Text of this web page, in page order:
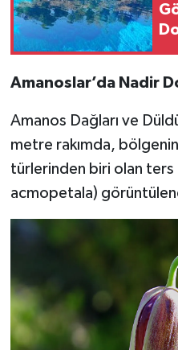
Amanoslar’da Nadir
Amanos Dağları ve
metre rakımda,
türlerinden biri olan ters
acmopetala)